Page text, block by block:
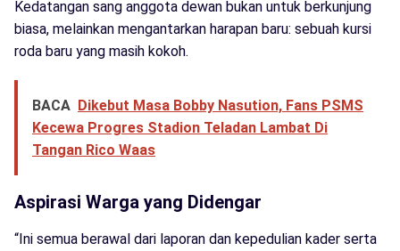
Kedatangan sang anggota dewan bukan untuk berkunjung
biasa, melainkan mengantarkan harapan baru: sebuah kursi
roda baru yang masih kokoh.
BACA Dikebut Masa Bobby Nasution, Fans PSMS
Kecewa Progres Stadion Teladan Lambat Di
Tangan Rico Waas
Aspirasi Warga yang Didengar
“Ini semua berawal dari laporan dan kepedulian kader serta